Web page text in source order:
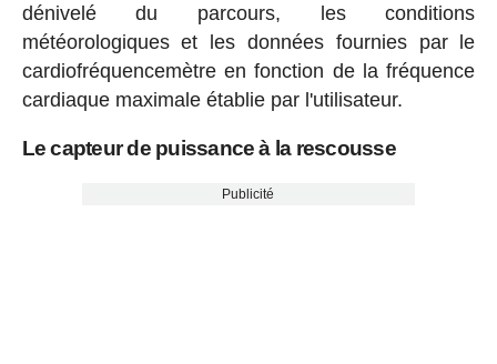
dénivelé du parcours, les conditions
météorologiques et les données fournies par le
cardiofréquencemètre en fonction de la fréquence
cardiaque maximale établie par l'utilisateur.
Le capteur de puissance à la rescousse
Publicité